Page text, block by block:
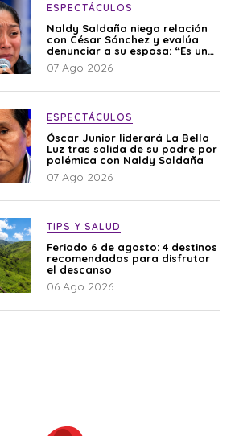
ESPECTÁCULOS
Naldy Saldaña niega relación
con César Sánchez y evalúa
denunciar a su esposa: “Es una
difamación”
07 Ago 2026
ESPECTÁCULOS
Óscar Junior liderará La Bella
Luz tras salida de su padre por
polémica con Naldy Saldaña
07 Ago 2026
TIPS Y SALUD
Feriado 6 de agosto: 4 destinos
recomendados para disfrutar
el descanso
06 Ago 2026